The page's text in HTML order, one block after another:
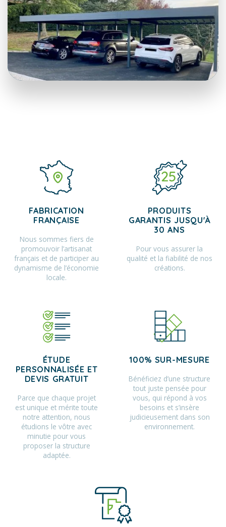
FABRICATION
FRANÇAISE
Nous sommes fiers de
promouvoir l’artisanat
français et de participer au
dynamisme de l’économie
locale.
PRODUITS
GARANTIS JUSQU'À
30 ANS
Pour vous assurer la
qualité et la fiabilité de nos
créations.
ÉTUDE
PERSONNALISÉE ET
DEVIS GRATUIT
Parce que chaque projet
est unique et mérite toute
notre attention, nous
étudions le vôtre avec
minutie pour vous
proposer la structure
adaptée.
100% SUR-MESURE
Bénéficiez d’une structure
tout juste pensée pour
vous, qui répond à vos
besoins et s’insère
judicieusement dans son
environnement.